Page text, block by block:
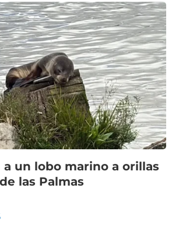
a un lobo marino a orillas
las Palmas